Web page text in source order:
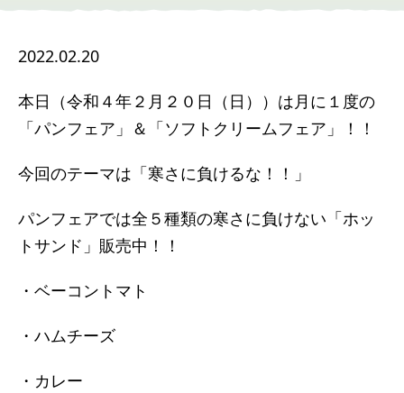
2022.02.20
本日（令和４年２月２０日（日））は月に１度の
「パンフェア」＆「ソフトクリームフェア」！！
今回のテーマは「寒さに負けるな！！」
パンフェアでは全５種類の寒さに負けない「ホッ
トサンド」販売中！！
・ベーコントマト
・ハムチーズ
・カレー